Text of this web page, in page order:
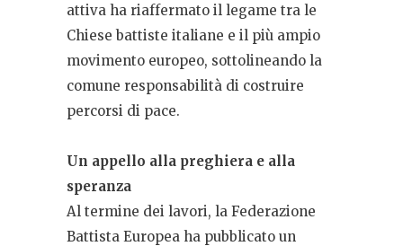
attiva ha riaffermato il legame tra le
Chiese battiste italiane e il più ampio
movimento europeo, sottolineando la
comune responsabilità di costruire
percorsi di pace.
Un appello alla preghiera e alla
speranza
Al termine dei lavori, la Federazione
Battista Europea ha pubblicato un